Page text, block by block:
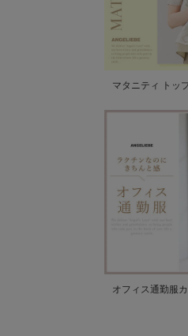
マタニティ トッ
オフィス通勤服